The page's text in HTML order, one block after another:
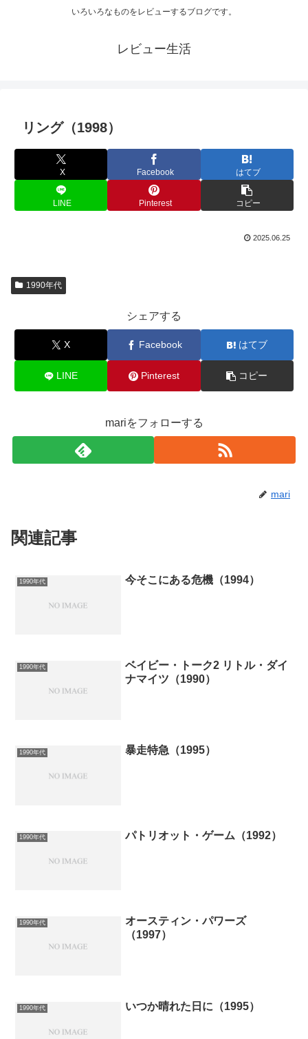
いろいろなものをレビューするブログです。
レビュー生活
リング（1998）
X Facebook はてブ
LINE Pinterest コピー
2025.06.25
1990年代
シェアする
X Facebook はてブ
LINE Pinterest コピー
mariをフォローする
mari
関連記事
1990年代 今そこにある危機（1994）
1990年代
ベイビー・トーク2 リトル・ダイ
ナマイツ（1990）
1990年代 暴走特急（1995）
1990年代 パトリオット・ゲーム（1992）
1990年代
オースティン・パワーズ
（1997）
1990年代 いつか晴れた日に（1995）